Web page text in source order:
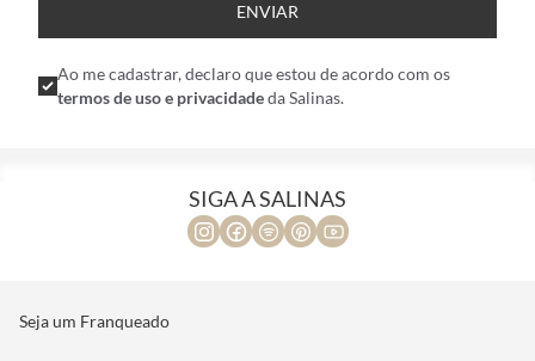
ENVIAR
Ao me cadastrar, declaro que estou de acordo com os
termos de uso e privacidadeda Salinas.
SIGA A SALINAS
Seja um Franqueado